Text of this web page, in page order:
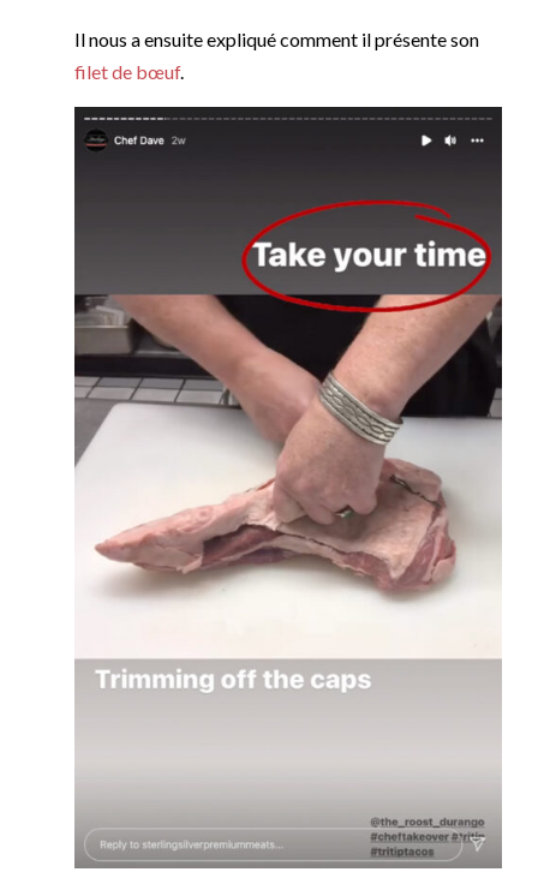
Il nous a ensuite expliqué comment il présente son
filet de bœuf.